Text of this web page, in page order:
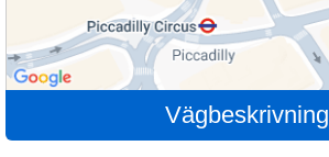
Vägbeskrivning